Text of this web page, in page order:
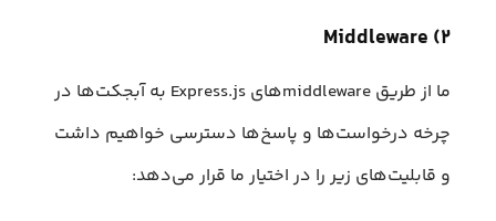
۲) Middleware
ما از طریق middlewareهای Express.js به آبجکت‌ها در
چرخه درخواست‌ها و پاسخ‌ها دسترسی خواهیم داشت
و قابلیت‌‌های زیر را در اختیار ما قرار می‌دهد: